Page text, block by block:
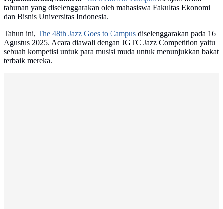
tahunan yang diselenggarakan oleh mahasiswa Fakultas Ekonomi
dan Bisnis Universitas Indonesia.
Tahun ini, The 48th Jazz Goes to Campus diselenggarakan pada 16
Agustus 2025. Acara diawali dengan JGTC Jazz Competition yaitu
sebuah kompetisi untuk para musisi muda untuk menunjukkan bakat
terbaik mereka.